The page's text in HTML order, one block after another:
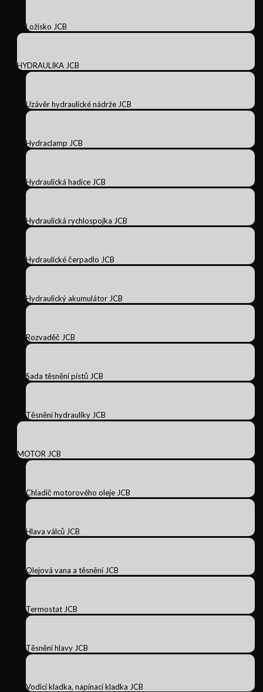
Ložisko JCB
HYDRAULIKA JCB
Uzávěr hydraulické nádrže JCB
Hydraclamp JCB
Hydraulická hadice JCB
Hydraulická rychlospojka JCB
Hydraulické čerpadlo JCB
Hydraulický akumulátor JCB
Rozvaděč JCB
Sada těsnění pístů JCB
Těsnění hydrauliky JCB
MOTOR JCB
Chladič motorového oleje JCB
Hlava válců JCB
Olejová vana a těsnění JCB
Termostat JCB
Těsnění hlavy JCB
Vodicí kladka, napínací kladka JCB